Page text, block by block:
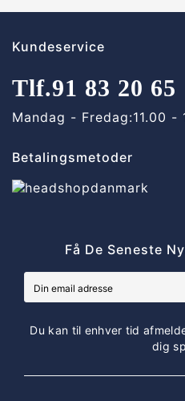
Kundeservice
Tlf.91 83 20 65
Mandag - Fredag:11.00 -
Betalingsmetoder
Få De Seneste
Du kan til enhver tid
dig